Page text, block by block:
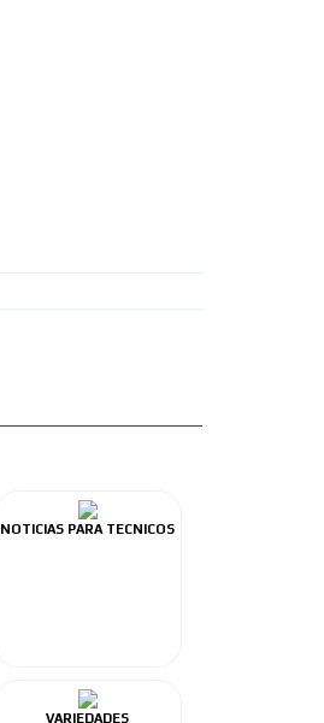
NOTICIAS PARA TECNICOS
VARIEDADES